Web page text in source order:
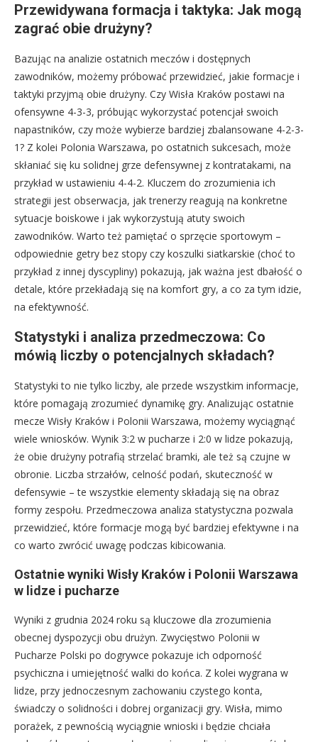
Przewidywana formacja i taktyka: Jak mogą
zagrać obie drużyny?
Bazując na analizie ostatnich meczów i dostępnych
zawodników, możemy próbować przewidzieć, jakie formacje i
taktyki przyjmą obie drużyny. Czy Wisła Kraków postawi na
ofensywne 4-3-3, próbując wykorzystać potencjał swoich
napastników, czy może wybierze bardziej zbalansowane 4-2-3-
1? Z kolei Polonia Warszawa, po ostatnich sukcesach, może
skłaniać się ku solidnej grze defensywnej z kontratakami, na
przykład w ustawieniu 4-4-2. Kluczem do zrozumienia ich
strategii jest obserwacja, jak trenerzy reagują na konkretne
sytuacje boiskowe i jak wykorzystują atuty swoich
zawodników. Warto też pamiętać o sprzęcie sportowym –
odpowiednie getry bez stopy czy koszulki siatkarskie (choć to
przykład z innej dyscypliny) pokazują, jak ważna jest dbałość o
detale, które przekładają się na komfort gry, a co za tym idzie,
na efektywność.
Statystyki i analiza przedmeczowa: Co
mówią liczby o potencjalnych składach?
Statystyki to nie tylko liczby, ale przede wszystkim informacje,
które pomagają zrozumieć dynamikę gry. Analizując ostatnie
mecze Wisły Kraków i Polonii Warszawa, możemy wyciągnąć
wiele wniosków. Wynik 3:2 w pucharze i 2:0 w lidze pokazują,
że obie drużyny potrafią strzelać bramki, ale też są czujne w
obronie. Liczba strzałów, celność podań, skuteczność w
defensywie – te wszystkie elementy składają się na obraz
formy zespołu. Przedmeczowa analiza statystyczna pozwala
przewidzieć, które formacje mogą być bardziej efektywne i na
co warto zwrócić uwagę podczas kibicowania.
Ostatnie wyniki Wisły Kraków i Polonii Warszawa
w lidze i pucharze
Wyniki z grudnia 2024 roku są kluczowe dla zrozumienia
obecnej dyspozycji obu drużyn. Zwycięstwo Polonii w
Pucharze Polski po dogrywce pokazuje ich odporność
psychiczna i umiejętność walki do końca. Z kolei wygrana w
lidze, przy jednoczesnym zachowaniu czystego konta,
świadczy o solidności i dobrej organizacji gry. Wisła, mimo
porażek, z pewnością wyciągnie wnioski i będzie chciała